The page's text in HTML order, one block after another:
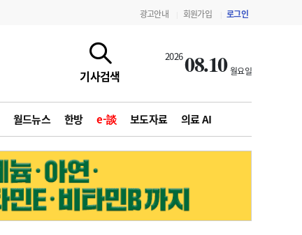
광고안내 회원가입 로그인
기사검색
202608.10 월요일
월드뉴스 한방 e-談 보도자료 의료 AI